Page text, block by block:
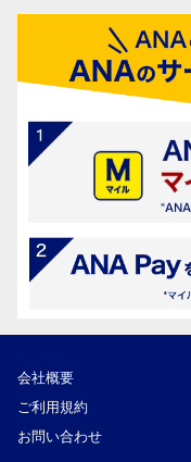
会社概要
ご利用規約
お問い合わせ